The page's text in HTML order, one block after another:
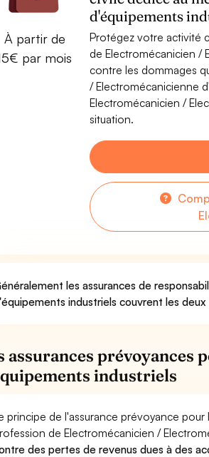
À partir de
par mois
d'équipements
Protégez votre activité
de Electromécanicien /
contre les dommages
/ Electromécanicienne
Electromécanicien /
situation.
les assurances de
industriels couvrent les
assurances
industriels
principe de l'assurance prévoyance
de Electromécanicien /
des pertes de revenus dues à des